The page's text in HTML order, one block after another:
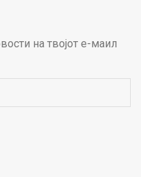
на твојот е-маил